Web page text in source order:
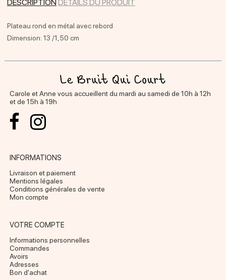
DESCRIPTION DÉTAILS DU PRODUIT
Plateau rond en métal avec rebord
Dimension: 13 /1,50 cm
Carole et Anne vous accueillent du mardi au samedi de 10h à 12h
et de 15h à 19h
INFORMATIONS
Livraison et paiement
Mentions légales
Conditions générales de vente
Mon compte
VOTRE COMPTE
Informations personnelles
Commandes
Avoirs
Adresses
Bon d'achat